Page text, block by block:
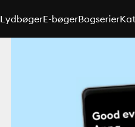
LydbøgerE-bøgerBogserier